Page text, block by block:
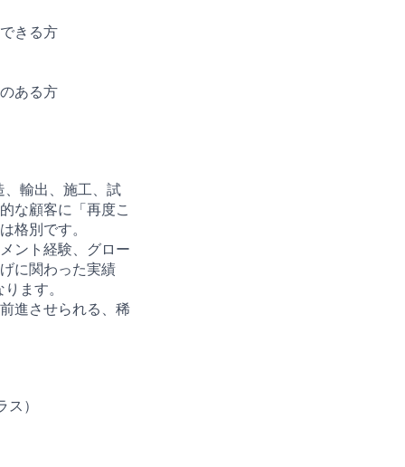
きる方
ある方
輸出、施工、試
な顧客に「再度こ
格別です。
ント経験、グロー
に関わった実績
ます。
進させられる、稀
）